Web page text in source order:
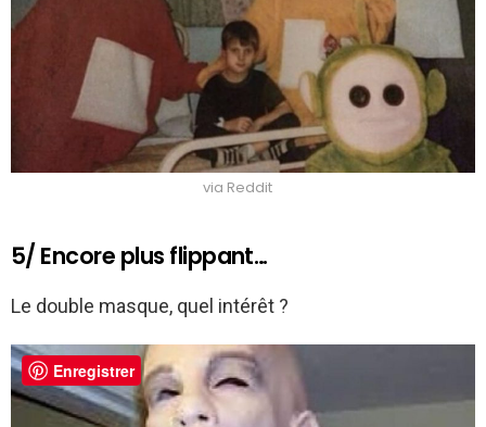
via Reddit
5/ Encore plus flippant…
Le double masque, quel intérêt ?
Enregistrer